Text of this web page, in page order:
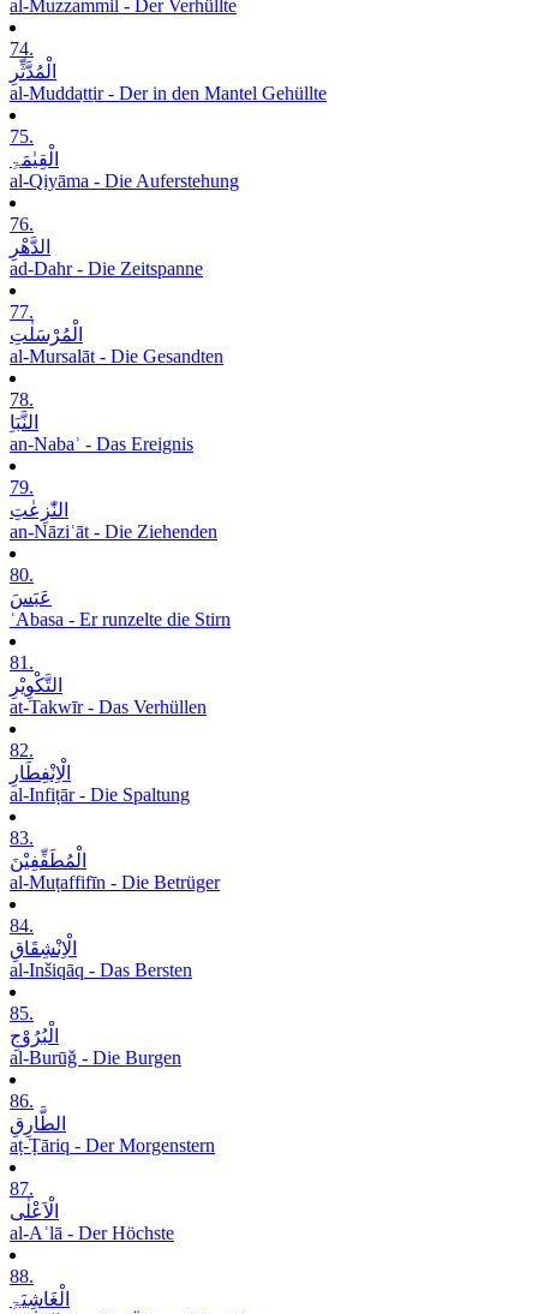
al-Muzzammil - Der Verhüllte
74.
الْمُدَّثِّرِ
al-Muddaṯṯir - Der in den Mantel Gehüllte
75.
الْقِیٰمَۃِ
al-Qiyāma - Die Auferstehung
76.
الدَّھْرِ
ad-Dahr - Die Zeitspanne
77.
الْمُرْسَلٰتِ
al-Mursalāt - Die Gesandten
78.
النَّبَاِ
an-Nabaʾ - Das Ereignis
79.
النّٰزِعٰتِ
an-Nāziʿāt - Die Ziehenden
80.
عَبَسَ
ʿAbasa - Er runzelte die Stirn
81.
التَّکْوِیْرِ
at-Takwīr - Das Verhüllen
82.
الْاِنْفِطَارِ
al-Infiṭār - Die Spaltung
83.
الْمُطَفِّفِیْنَ
al-Muṭaffifīn - Die Betrüger
84.
الْاِنْشِقَاقِ
al-Inšiqāq - Das Bersten
85.
الْبُرُوْجِ
al-Burūǧ - Die Burgen
86.
الطَّارِقِ
aṭ-Ṭāriq - Der Morgenstern
87.
الْاَعْلٰی
al-Aʿlā - Der Höchste
88.
الْغَاشِیَۃِ